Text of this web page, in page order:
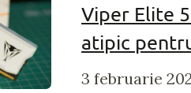
Viper Elite
atipic
3 februarie